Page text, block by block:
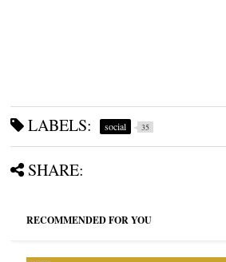
LABELS: social 35
SHARE:
RECOMMENDED FOR YOU